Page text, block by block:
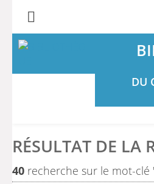
DU
RÉSULTAT DE LA
40 recherche sur le mot-clé